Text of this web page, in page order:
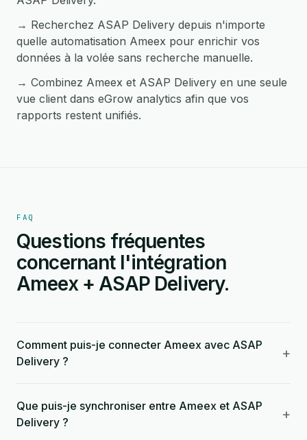
→ Recherchez ASAP Delivery depuis n'importe
quelle automatisation Ameex pour enrichir vos
données à la volée sans recherche manuelle.
→ Combinez Ameex et ASAP Delivery en une seule
vue client dans eGrow analytics afin que vos
rapports restent unifiés.
FAQ
Questions fréquentes
concernant l'intégration
Ameex + ASAP Delivery.
Comment puis-je connecter Ameex avec ASAP
Delivery ?
+
Que puis-je synchroniser entre Ameex et ASAP
Delivery ?
+